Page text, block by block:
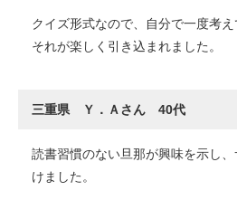
クイズ形式なので、自分で一度考え
それが楽しく引き込まれました。
三重県 Ｙ．Ａさん 40代
読書習慣のない旦那が興味を示し
けました。